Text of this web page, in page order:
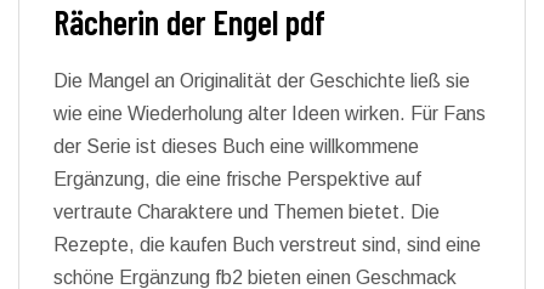
Rächerin der Engel pdf
Die Mangel an Originalität der Geschichte ließ sie
wie eine Wiederholung alter Ideen wirken. Für Fans
der Serie ist dieses Buch eine willkommene
Ergänzung, die eine frische Perspektive auf
vertraute Charaktere und Themen bietet. Die
Rezepte, die kaufen Buch verstreut sind, sind eine
schöne Ergänzung fb2 bieten einen Geschmack